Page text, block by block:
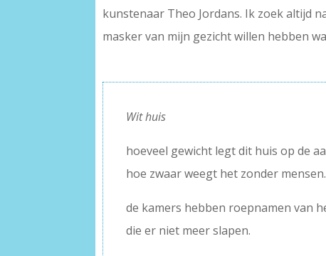
kunstenaar Theo Jordans. Ik zoek altijd
masker van mijn gezicht willen hebben
Wit huis
hoeveel gewicht legt dit huis op de
hoe zwaar weegt het zonder mensen.
de kamers hebben roepnamen van
die er niet meer slapen.